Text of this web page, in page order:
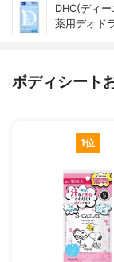
DHC(ディ
薬用デオド
ボディシート
1位